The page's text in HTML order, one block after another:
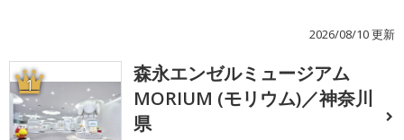
2026/08/10 更新
1
森永エンゼルミュージアム
MORIUM (モリウム)／神奈川
県